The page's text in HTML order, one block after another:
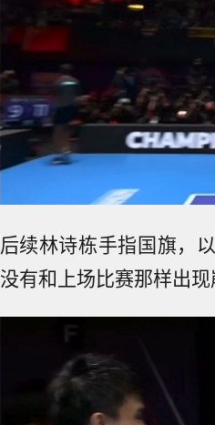
后续林诗栋手指国旗，
没有和上场比赛那样出